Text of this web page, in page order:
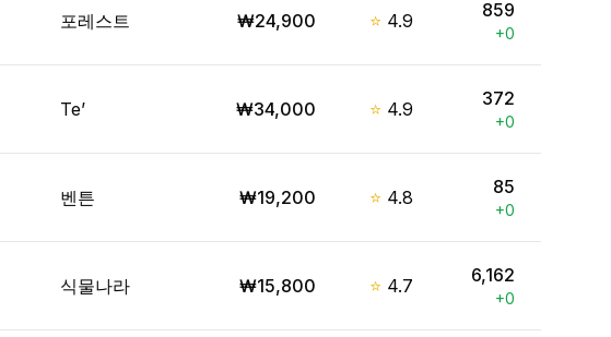
포레스트 ₩24,900 ⭐ 4.9 859
+0
Te’ ₩34,000 ⭐ 4.9 372
+0
벤튼 ₩19,200 ⭐ 4.8 85
+0
식물나라 ₩15,800 ⭐ 4.7 6,162
+0